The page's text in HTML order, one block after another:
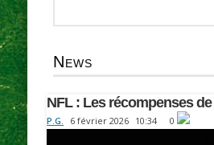
News
NFL : Les récompenses de
P.G. 6 février 2026 10:34 0